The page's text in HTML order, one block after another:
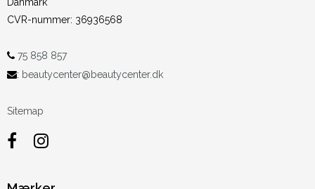
Danmark
CVR-nummer: 36936568
75 858 857
: beautycenter@beautycenter.dk
Sitemap